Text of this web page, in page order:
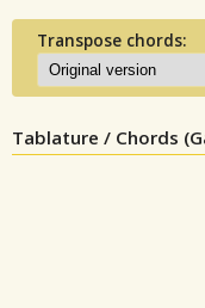
Transpose chords:
Tablature / Chords